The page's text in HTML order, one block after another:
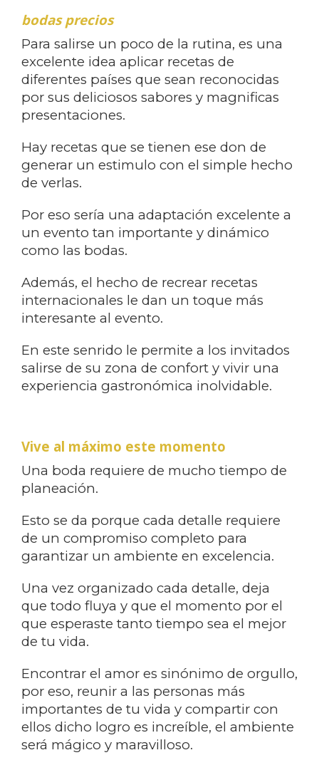
bodas precios
Para salirse un poco de la rutina, es una
excelente idea aplicar recetas de
diferentes países que sean reconocidas
por sus deliciosos sabores y magnificas
presentaciones.
Hay recetas que se tienen ese don de
generar un estimulo con el simple hecho
de verlas.
Por eso sería una adaptación excelente a
un evento tan importante y dinámico
como las bodas.
Además, el hecho de recrear recetas
internacionales le dan un toque más
interesante al evento.
En este senrido le permite a los invitados
salirse de su zona de confort y vivir una
experiencia gastronómica inolvidable.
Vive al máximo este momento
Una boda requiere de mucho tiempo de
planeación.
Esto se da porque cada detalle requiere
de un compromiso completo para
garantizar un ambiente en excelencia.
Una vez organizado cada detalle, deja
que todo fluya y que el momento por el
que esperaste tanto tiempo sea el mejor
de tu vida.
Encontrar el amor es sinónimo de orgullo,
por eso, reunir a las personas más
importantes de tu vida y compartir con
ellos dicho logro es increíble, el ambiente
será mágico y maravilloso.